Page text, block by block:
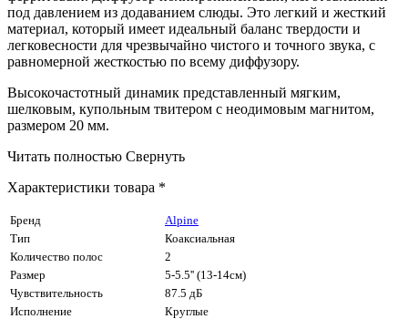
под давлением из додаванием слюды. Это легкий и жесткий
материал, который имеет идеальный баланс твердости и
легковесности для чрезвычайно чистого и точного звука, с
равномерной жесткостью по всему диффузору.
Высокочастотный динамик представленный мягким,
шелковым, купольным твитером с неодимовым магнитом,
размером 20 мм.
Читать полностью Свернуть
Характеристики товара *
Бренд
Alpine
Тип
Коаксиальная
Количество полос
2
Размер
5-5.5'' (13-14см)
Чувствительность
87.5 дБ
Исполнение
Круглые